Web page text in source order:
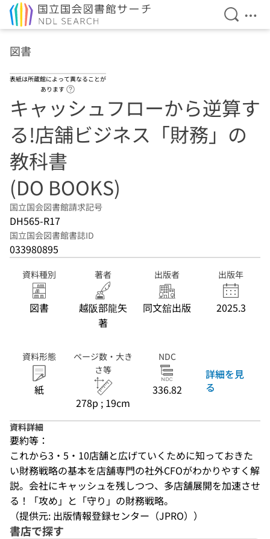
検索を
メ
図書
表紙は所蔵館によって異なることが
あります
キャッシュフローから逆算す
る!店舗ビジネス「財務」の
教科書
(DO BOOKS)
国立国会図書館請求記号
DH565-R17
国立国会図書館書誌ID
033980895
資料種別
図書
著者
越阪部龍矢
著
出版者
同文舘出版
出版年
2025.3
資料形態
紙
ページ数・大き
さ等
278p ; 19cm
NDC
336.82
詳細を見
る
資料詳細
要約等：
これから3・5・10店舗と広げていくために知っておきた
い財務戦略の基本を店舗専門の社外CFOがわかりやすく解
説。会社にキャッシュを残しつつ、多店舗展開を加速させ
る！「攻め」と「守り」の財務戦略。
（提供元: 出版情報登録センター（JPRO））
書店で探す